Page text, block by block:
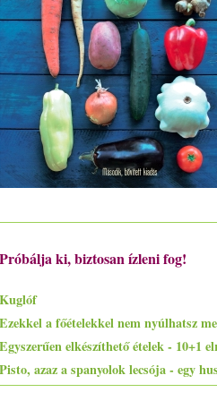
Próbálja ki, biztosan ízleni fog!
Kuglóf